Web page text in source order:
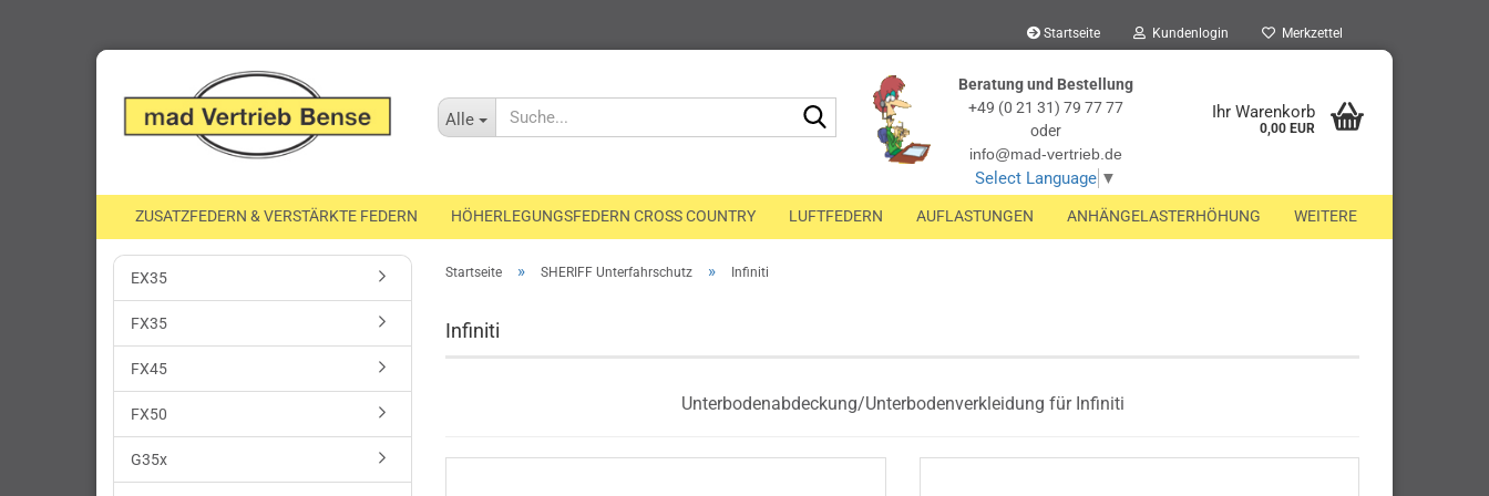
Startseite Kundenlogin Merkzettel
Alle
Suche...
Beratung und Bestellung
+49 (0 21 31) 79 77 77
oder
info@mad-vertrieb.de
Select Language ▼
Ihr Warenkorb
0,00 EUR
ZUSATZFEDERN & VERSTÄRKTE FEDERN HÖHERLEGUNGSFEDERN CROSS COUNTRY LUFTFEDERN AUFLASTUNGEN ANHÄNGELASTERHÖHUNG WEITERE
Startseite » SHERIFF Unterfahrschutz » Infiniti
Infiniti
Unterbodenabdeckung/Unterbodenverkleidung für Infiniti
EX35
FX35
FX45
FX50
G35x